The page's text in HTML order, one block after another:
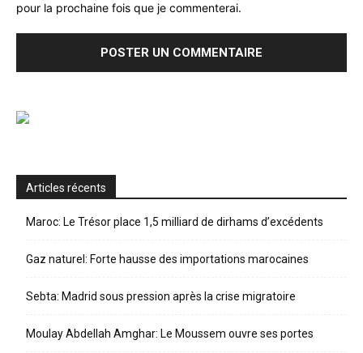
pour la prochaine fois que je commenterai.
Articles récents
Maroc: Le Trésor place 1,5 milliard de dirhams d’excédents
Gaz naturel: Forte hausse des importations marocaines
Sebta: Madrid sous pression après la crise migratoire
Moulay Abdellah Amghar: Le Moussem ouvre ses portes